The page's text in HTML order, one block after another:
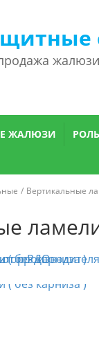
ЖАЛЮЗИ
Вертикальные